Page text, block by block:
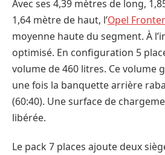
Avec ses 4,39 mètres de long,
1,64 mètre de haut, l’Opel
moyenne haute du segment. À
optimisé. En configuration 5
volume de 460 litres. Ce volume
une fois la banquette arrière
(60:40). Une surface de
libérée.
Le pack 7 places ajoute deux